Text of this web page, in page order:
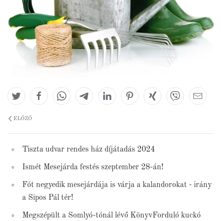
ELŐZŐ
Tiszta udvar rendes ház díjátadás 2024
Ismét Mesejárda festés szeptember 28-án!
Fót negyedik mesejárdája is várja a kalandorokat - irány
a Sipos Pál tér!
Megszépült a Somlyó-tónál lévő KönyvForduló kuckó